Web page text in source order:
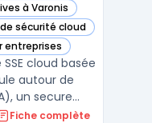
à Varonis
de sécurité cloud
entreprises
cloud basée
autour de
un secure
proxy cloud
Fiche complète